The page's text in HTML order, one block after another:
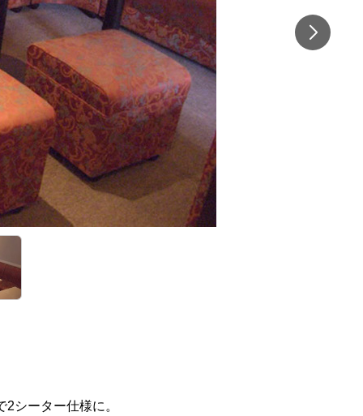
シーター仕様に。